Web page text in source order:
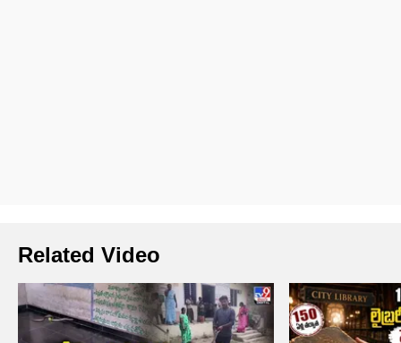
Related Video